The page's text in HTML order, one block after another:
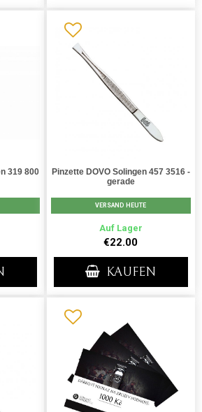
319 800
Pinzette DOVO Solingen 457 3516 -
gerade
VERSAND HEUTE
Auf Lager
€22.00
KAUFEN